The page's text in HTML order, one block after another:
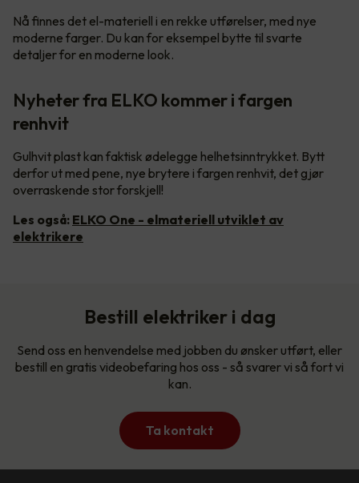
Nå finnes det el-materiell i en rekke utførelser, med nye
moderne farger. Du kan for eksempel bytte til svarte
detaljer for en moderne look.
Nyheter fra ELKO kommer i fargen
renhvit
Gulhvit plast kan faktisk ødelegge helhetsinntrykket. Bytt
derfor ut med pene, nye brytere i fargen renhvit, det gjør
overraskende stor forskjell!
Les også: ELKO One - elmateriell utviklet av
elektrikere
Bestill elektriker i dag
Send oss en henvendelse med jobben du ønsker utført, eller
bestill en gratis videobefaring hos oss - så svarer vi så fort vi
kan.
Ta kontakt